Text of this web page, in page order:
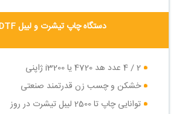
دستگاه چاپ تیشرت و لیبل DTF
2 / 4 عدد هد 4720 یا i3200 ژاپنی
خشکن و چسب زن قدرتمند صنعتی
توانایی چاپ تا 2500 لیبل تیشرت در روز